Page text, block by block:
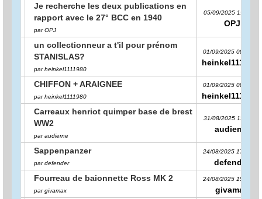
Je recherche les deux publications en
rapport avec le 27° BCC en 1940
par OPJ
05/09/2025 19:11:33
OPJ
un collectionneur a t'il pour prénom
STANISLAS?
par heinkel1111980
01/09/2025 08:42:39
heinkel1111980
CHIFFON + ARAIGNEE
par heinkel1111980
01/09/2025 08:40:09
heinkel1111980
Carreaux henriot quimper base de brest
WW2
par audierne
31/08/2025 11:26:31
audierne
Sappenpanzer
par defender
24/08/2025 17:54:48
defender
Fourreau de baionnette Ross MK 2
par givamax
24/08/2025 15:52:09
givamax